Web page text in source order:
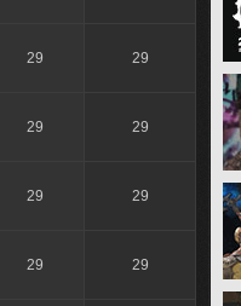
29 29
29 29
29 29
29 29